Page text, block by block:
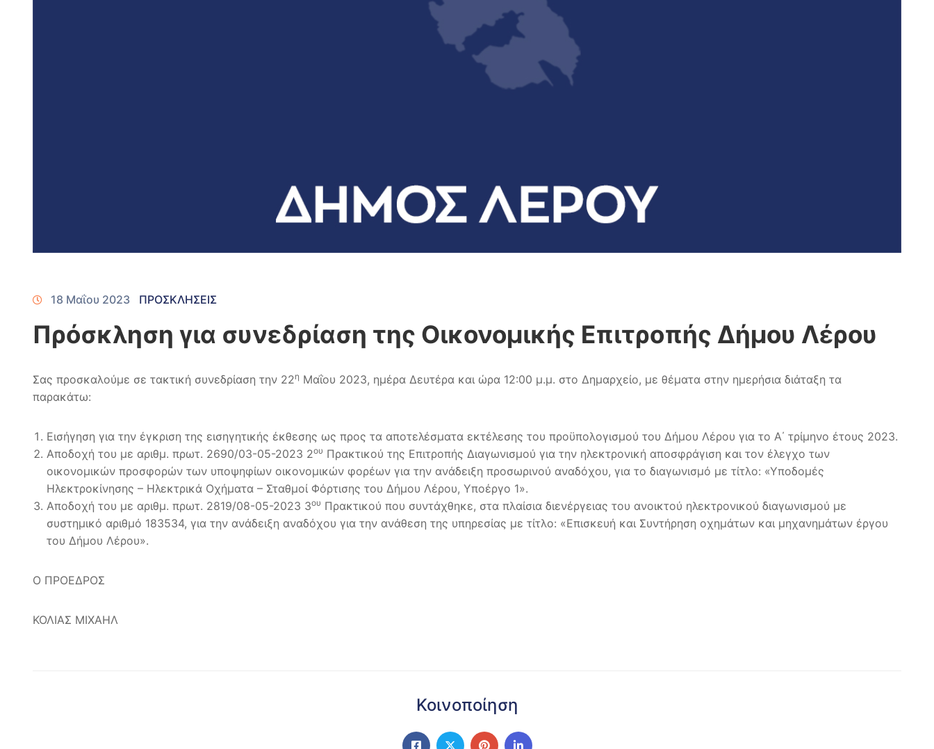
18 Μαΐου 2023 ΠΡΟΣΚΛΗΣΕΙΣ
Πρόσκληση για συνεδρίαση της Οικονομικής Επιτροπής Δήμου Λέρου
Σας προσκαλούμε σε τακτική συνεδρίαση την 22η Μαΐου 2023, ημέρα Δευτέρα και ώρα 12:00 μ.μ. στο Δημαρχείο, με θέματα στην ημερήσια διάταξη τα
παρακάτω:
Εισήγηση για την έγκριση της εισηγητικής έκθεσης ως προς τα αποτελέσματα εκτέλεσης του προϋπολογισμού του Δήμου Λέρου για το Α΄ τρίμηνο έτους 2023.
Αποδοχή του με αριθμ. πρωτ. 2690/03-05-2023 2ου Πρακτικού της Επιτροπής Διαγωνισμού για την ηλεκτρονική αποσφράγιση και τον έλεγχο των
οικονομικών προσφορών των υποψηφίων οικονομικών φορέων για την ανάδειξη προσωρινού αναδόχου, για το διαγωνισμό με τίτλο: «Υποδομές
Ηλεκτροκίνησης – Ηλεκτρικά Οχήματα – Σταθμοί Φόρτισης του Δήμου Λέρου, Υποέργο 1».
Αποδοχή του με αριθμ. πρωτ. 2819/08-05-2023 3ου Πρακτικού που συντάχθηκε, στα πλαίσια διενέργειας του ανοικτού ηλεκτρονικού διαγωνισμού με
συστημικό αριθμό 183534, για την ανάδειξη αναδόχου για την ανάθεση της υπηρεσίας με τίτλο: «Επισκευή και Συντήρηση οχημάτων και μηχανημάτων έργου
του Δήμου Λέρου».
Ο ΠΡΟΕΔΡΟΣ
ΚΟΛΙΑΣ ΜΙΧΑΗΛ
Κοινοποίηση